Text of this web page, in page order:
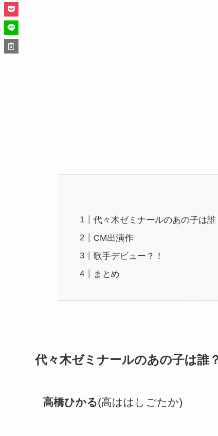
代々木ゼミナールのあの子は誰
CM出演作
歌手デビュー？！
まとめ
代々木ゼミナールのあの子は誰
高橋ひかる(高ははしごたか)